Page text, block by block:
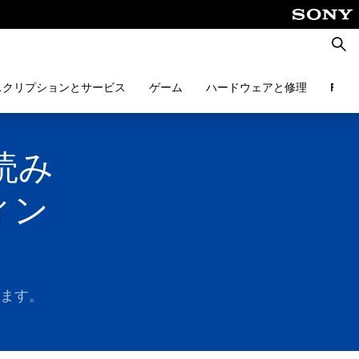
検
索
リプションとサービス ゲーム ハードウェアと修理
み
ン
す。